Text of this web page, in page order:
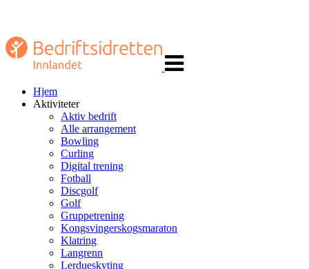
navigasjon
Hjem
Aktiviteter
Aktiv bedrift
Alle arrangement
Bowling
Curling
Digital trening
Fotball
Discgolf
Golf
Gruppetrening
Kongsvingerskogsmaraton
Klatring
Langrenn
Lerdueskyting